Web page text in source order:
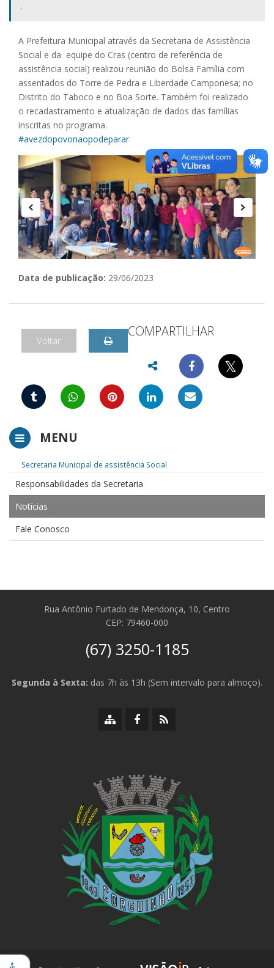
.
A Prefeitura Municipal através da Secretaria de Assistência
Social e da equipe do Cras (centro de referência de
assistência social) realizou reunião do Bolsa Família com
assentados do Torre de Pedra e Liberdade Camponesa; no
Distrito do Taboco e no Boa Sorte. Também foi realizado
o recadastramento e atualização de dados das famílias
inscritas no programa.
#avezdopovonaopodeparar
Data de publicação: 29/06/2023
Voltar
COMPARTILHAR
𝕏
MENU
Secretaria Municipal de assistência Social
Responsabilidades da Secretaria
Notícias
Fale Conosco
Rua Antônio Furtado de Mendonça, 10, Centro
CEP: 79460-000
(67) 3250-1185
Segunda à Sexta: das 7h às 13h (Sem intervalo para almoço).
MapaFacebook
RSS